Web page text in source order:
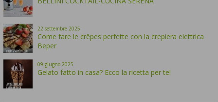
22 settembre 2025
Come fare le crêpes perfette con la crepiera elettrica
Beper
09 giugno 2025
Gelato fatto in casa? Ecco la ricetta per te!